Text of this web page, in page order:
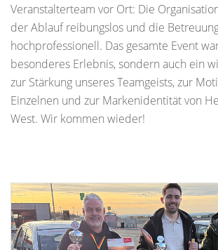
Veranstalterteam vor Ort: Die
der Ablauf reibungslos und die
hochprofessionell. Das gesamte Event
besonderes Erlebnis, sondern auch ein
zur Stärkung unseres Teamgeists, zur
Einzelnen und zur Markenidentität von
West. Wir kommen wieder!